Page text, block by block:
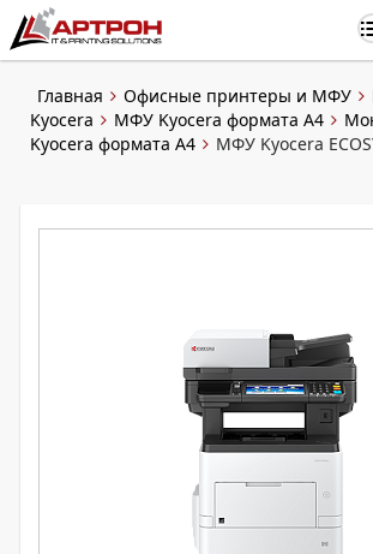
Главная Офисные принтеры и МФУ
Kyocera
МФУ Kyocera формата А4
Kyocera формата А4
МФУ Kyocera